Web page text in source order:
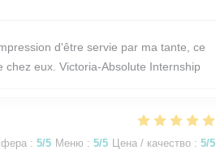
d'être servie par ma tante, ce
eux. Victoria-Absolute Internship
: 5/5 Меню : 5/5 Цена / качество : 5/5